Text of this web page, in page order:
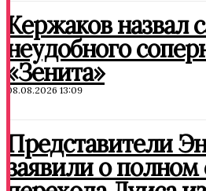
Кержаков назвал
неудобного
«Зенита»
08.08.2026 13:09
Представители
заявили о полном